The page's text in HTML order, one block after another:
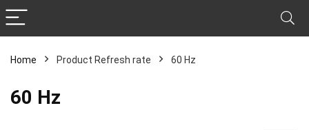
Home Product Refresh rate ‎60 Hz
‎60 Hz